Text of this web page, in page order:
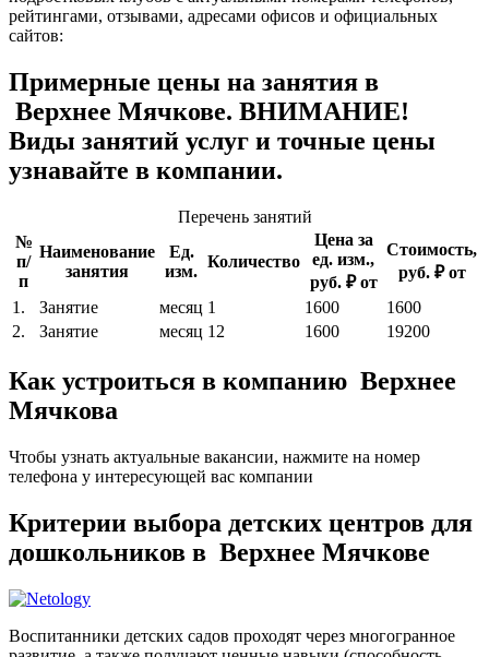
рейтингами, отзывами, адресами офисов и официальных
сайтов:
Примерные цены на занятия в
Верхнее Мячкове. ВНИМАНИЕ!
Виды занятий услуг и точные цены
узнавайте в компании.
Перечень занятий
№
п/
п
Наименование
занятия
Ед.
изм.
Количество
Цена за
ед. изм.,
руб. ₽ от
Стоимость,
руб. ₽ от
1.
Занятие месяц 1 1600
1600
2.
Занятие месяц 12 1600 19200
Как устроиться в компанию Верхнее
Мячкова
Чтобы узнать актуальные вакансии, нажмите на номер
телефона у интересующей вас компании
Критерии выбора детских центров для
дошкольников в Верхнее Мячкове
Воспитанники детских садов проходят через многогранное